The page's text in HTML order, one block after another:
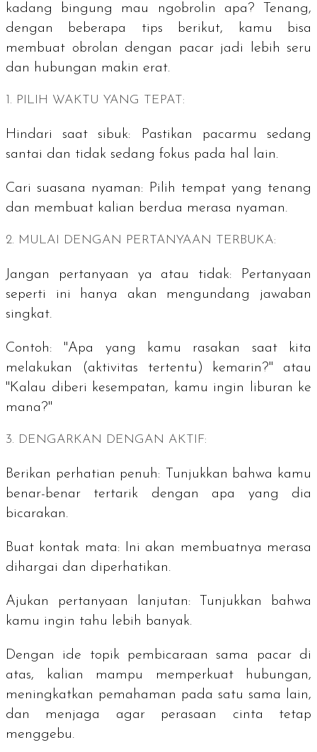
kadang bingung mau ngobrolin apa? Tenang,
dengan beberapa tips berikut, kamu bisa
membuat obrolan dengan pacar jadi lebih seru
dan hubungan makin erat.
1. PILIH WAKTU YANG TEPAT:
Hindari saat sibuk: Pastikan pacarmu sedang
santai dan tidak sedang fokus pada hal lain.
Cari suasana nyaman: Pilih tempat yang tenang
dan membuat kalian berdua merasa nyaman.
2. MULAI DENGAN PERTANYAAN TERBUKA:
Jangan pertanyaan ya atau tidak: Pertanyaan
seperti ini hanya akan mengundang jawaban
singkat.
Contoh: "Apa yang kamu rasakan saat kita
melakukan (aktivitas tertentu) kemarin?" atau
"Kalau diberi kesempatan, kamu ingin liburan ke
mana?"
3. DENGARKAN DENGAN AKTIF:
Berikan perhatian penuh: Tunjukkan bahwa kamu
benar-benar tertarik dengan apa yang dia
bicarakan.
Buat kontak mata: Ini akan membuatnya merasa
dihargai dan diperhatikan.
Ajukan pertanyaan lanjutan: Tunjukkan bahwa
kamu ingin tahu lebih banyak.
Dengan ide topik pembicaraan sama pacar di
atas, kalian mampu memperkuat hubungan,
meningkatkan pemahaman pada satu sama lain,
dan menjaga agar perasaan cinta tetap
menggebu.